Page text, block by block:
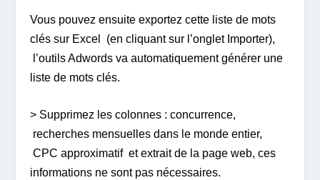
Vous pouvez ensuite exportez cette liste de mots
clés sur Excel (en cliquant sur l’onglet Importer),
l’outils Adwords va automatiquement générer une
liste de mots clés.
> Supprimez les colonnes : concurrence,
recherches mensuelles dans le monde entier,
CPC approximatif et extrait de la page web, ces
informations ne sont pas nécessaires.